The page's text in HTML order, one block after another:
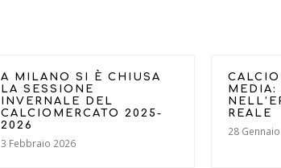
A MILANO SI È CHIUSA
LA SESSIONE
INVERNALE DEL
CALCIOMERCATO 2025-
2026
3 Febbraio 2026
MEDIA:
REALE
28